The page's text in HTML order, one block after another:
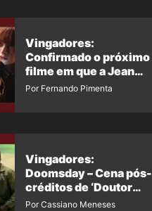
Vingadores:
Confirmado o próximo
filme em que a Jean
Grey irá aparecer
Por Fernando Pimenta
Vingadores:
Doomsday – Cena pós-
créditos de ‘Doutor
Destino’ é revelada
Por Cassiano Meneses